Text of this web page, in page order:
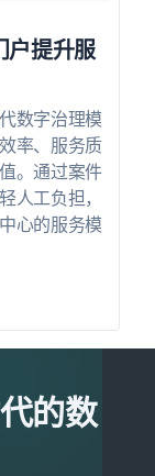
户提升服
数字治理模
率、服务质
。通过案件
人工负担，
心的服务模
的数